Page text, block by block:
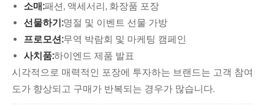
소매:패션, 액세서리, 화장품 포장
선물하기:명절 및 이벤트 선물 가방
프로모션:무역 박람회 및 마케팅 캠페인
사치품:하이엔드 제품 발표
시각적으로 매력적인 포장에 투자하는 브랜드는 고객 참여
도가 향상되고 구매가 반복되는 경우가 많습니다.